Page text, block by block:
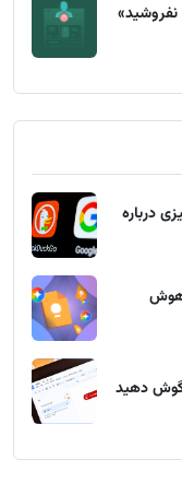
درباره
هوش
گوش دهید